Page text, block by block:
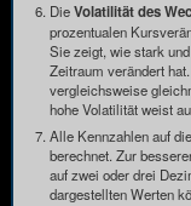
DieVolatilität des
prozentualen
Sie zeigt, wie stark
Zeitraum verändert
vergleichsweise
hohe Volatilität weist
Alle Kennzahlen auf
berechnet. Zur
auf zwei oder drei
dargestellten Werten